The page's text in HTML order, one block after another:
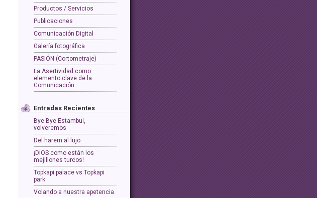
Productos / Servicios
Publicaciones
Comunicación Digital
Galería fotográfica
PASIÓN (Cortometraje)
La Asertividad como
elemento clave de la
Comunicación
Entradas Recientes
Bye Bye Estambul,
volveremos
Del harem al lujo
¡DIOS como están los
mejillones turcos!
Topkapi palace vs Topkapi
park
Volando a nuestra apetencia